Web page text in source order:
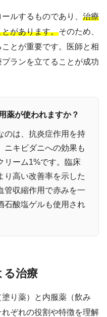
ルするものであり、 治療
があります。そのため、
とが重要です。医師と相
ランを立てることが成功
薬が使われますか？
のは、抗炎症作用を持
ニキビダニへの効果も
リーム1%です。臨床
り高い改善率を示した
管収縮作用で赤みを一
石酸塩ゲルも使用され
る治療
り薬）と内服薬（飲み
ぞれの役割や特徴を理解